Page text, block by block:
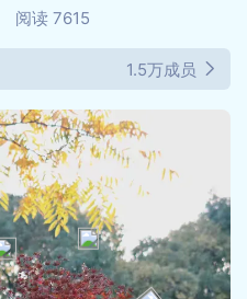
阅读 7615
1.5万成员